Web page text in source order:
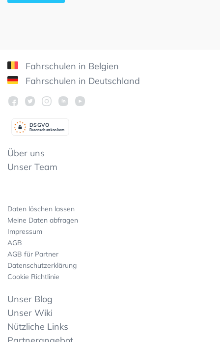
Fahrschulen in Belgien
Fahrschulen in Deutschland
Datenschutzkonform
DSGVO
Über uns
Unser Team
Daten löschen lassen
Meine Daten abfragen
Impressum
AGB
AGB für Partner
Datenschutzerklärung
Cookie Richtlinie
Unser Blog
Unser Wiki
Nützliche Links